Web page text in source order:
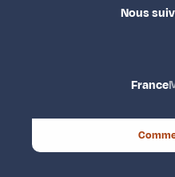
Nous
France